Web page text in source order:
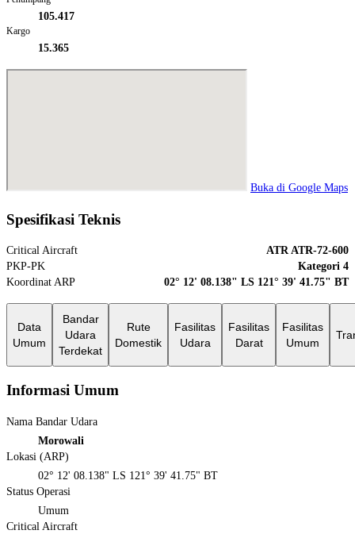
105.417
Kargo
15.365
Buka di Google Maps
Spesifikasi Teknis
Critical Aircraft
ATR ATR-72-600
PKP-PK
Kategori 4
Koordinat ARP
02° 12' 08.138" LS 121° 39' 41.75" BT
Data
Umum
Bandar
Udara
Terdekat
Rute
Domestik
Fasilitas
Udara
Fasilitas
Darat
Fasilitas
Umum
Informasi Umum
Nama Bandar Udara
Morowali
Lokasi (ARP)
02° 12' 08.138" LS 121° 39' 41.75" BT
Status Operasi
Umum
Critical Aircraft